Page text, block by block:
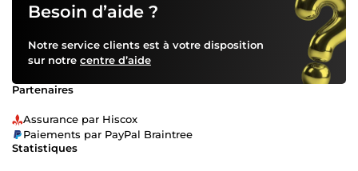
Besoin d’aide ?
Notre service clients est à votre disposition
sur notre centre d’aide
Partenaires
Assurance par Hiscox
Paiements par PayPal Braintree
Statistiques